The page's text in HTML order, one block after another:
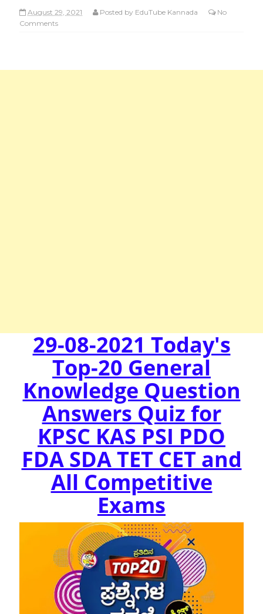
Quiz TET Quiz
August 29, 2021 Posted by EduTube Kannada
No
Comments
29-08-2021 Today's
Top-20 General
Knowledge Question
Answers Quiz for
KPSC KAS PSI PDO
FDA SDA TET CET and
All Competitive
Exams